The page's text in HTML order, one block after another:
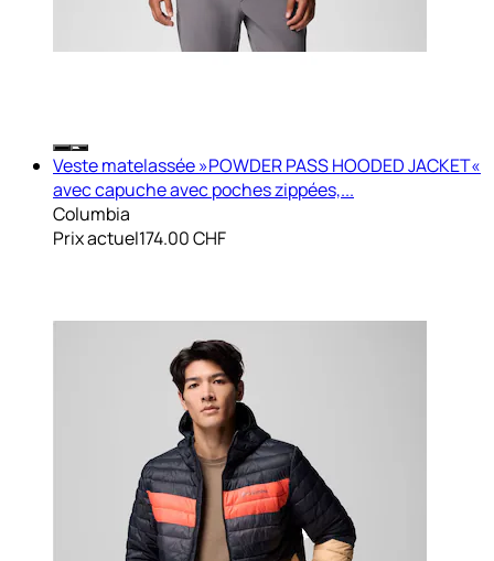
Veste matelassée »POWDER PASS HOODED JACKET«
avec capuche avec poches zippées,...
Columbia
Prix actuel174.00 CHF